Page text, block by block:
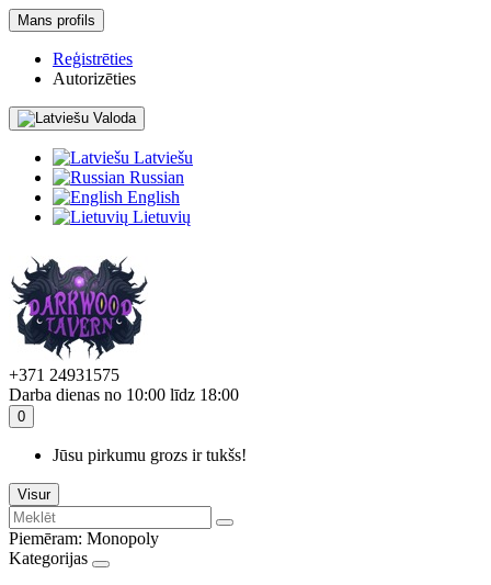
Mans profils
Reģistrēties
Autorizēties
Valoda
Latviešu
Russian
English
Lietuvių
+371 24931575
Darba dienas no 10:00 līdz 18:00
0
Jūsu pirkumu grozs ir tukšs!
Visur
Piemēram: Monopoly
Kategorijas